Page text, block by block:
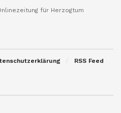
für Herzogtum
RSS Feed